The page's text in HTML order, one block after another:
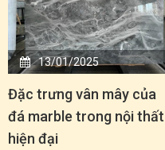
13/01/2025
Đặc trưng vân mây của
đá marble trong nội thất
hiện đại